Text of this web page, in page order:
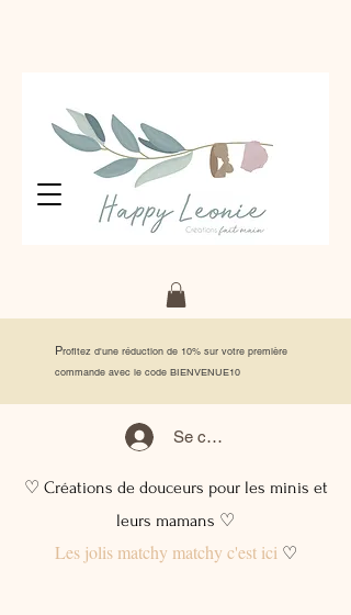
Profitez d'une réduction de 10% sur votre première
commande avec le code BIENVENUE10
Se connecter
♡ Créations de douceurs pour les minis et
leurs mamans ♡
Les jolis matchy matchy c'est ici♡